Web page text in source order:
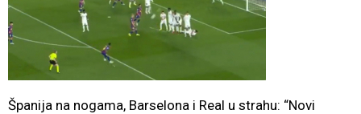
Španija na nogama, Barselona i Real u strahu: “Novi